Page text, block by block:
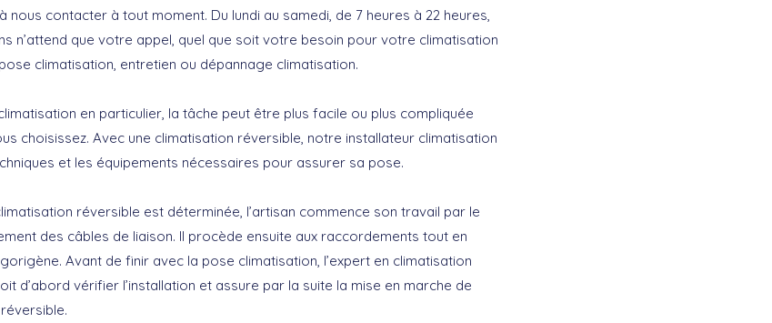
nous contacter à tout moment. Du lundi au samedi, de 7 heures à 22 heures,
n’attend que votre appel, quel que soit votre besoin pour votre climatisation
climatisation, entretien ou dépannage climatisation.
en particulier, la tâche peut être plus facile ou plus compliquée
choisissez. Avec une climatisation réversible, notre installateur climatisation
et les équipements nécessaires pour assurer sa pose.
réversible est déterminée, l’artisan commence son travail par le
des câbles de liaison. Il procède ensuite aux raccordements tout en
Avant de finir avec la pose climatisation, l’expert en climatisation
d’abord vérifier l’installation et assure par la suite la mise en marche de